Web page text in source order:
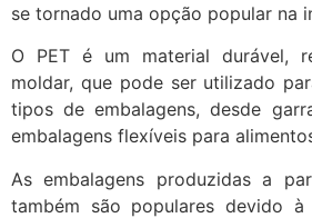
se tornado uma opção popular na
O PET é um material durável,
moldar, que pode ser utilizado
tipos de embalagens, desde
embalagens flexíveis para
As embalagens produzidas a
também são populares devido